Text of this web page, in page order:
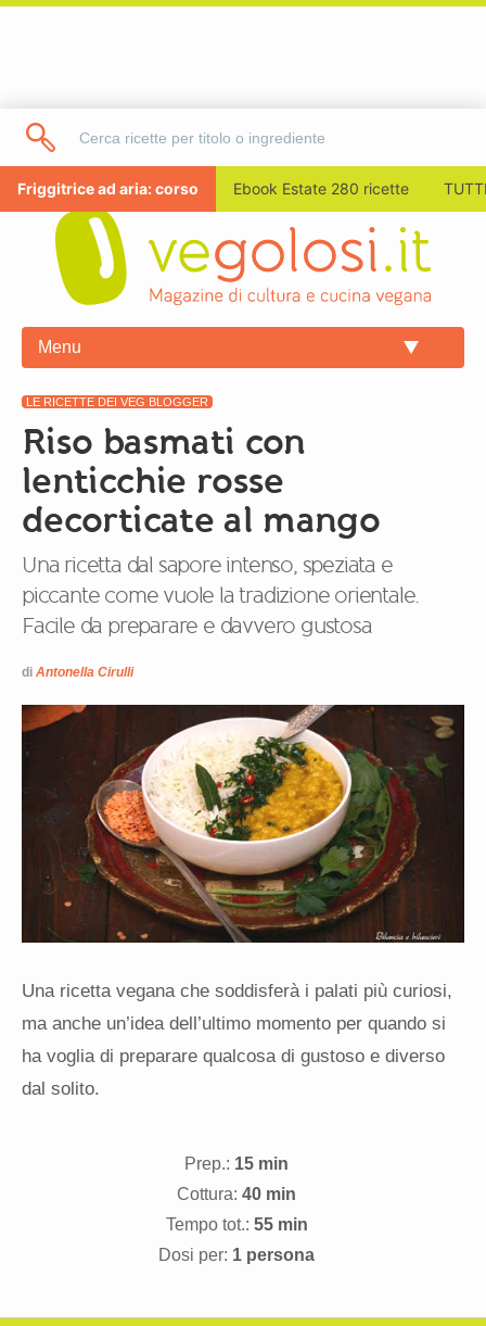
Friggitrice ad aria: corso Ebook Estate 280 ricette
Menu
LE RICETTE DEI VEG BLOGGER
Riso basmati con
lenticchie rosse
decorticate al mango
Una ricetta dal sapore intenso, speziata e
piccante come vuole la tradizione orientale.
Facile da preparare e davvero gustosa
di Antonella Cirulli
Una ricetta vegana che soddisferà i palati più curiosi,
ma anche un’idea dell’ultimo momento per quando si
ha voglia di preparare qualcosa di gustoso e diverso
dal solito.
Prep.: 15 min
Cottura: 40 min
Tempo tot.: 55 min
Dosi per: 1 persona